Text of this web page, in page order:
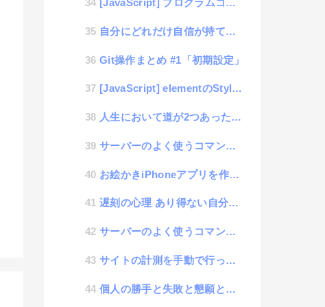
[JavaScript] プログラムコードを表示する為のプログラム
自分にどれだけ自信が持てますか？
Git操作まとめ #1「初期設定」
[JavaScript] elementのStyleを取得するカンタンコード
人生において道が2つあったら迷わず悪い方を選択する方が良いのか？
サーバーのよく使うコマンドメモ| top
お絵かきiPhoneアプリを作ってみた #4「データ保存機能」
遅刻の心理 あり得ない自分勝手論
サーバーのよく使うコマンドメモ| mount
サイトの計測を手動で行ってみる PHP #1「ログを取得する」
個人の勝手と失敗と懇願と愛想について